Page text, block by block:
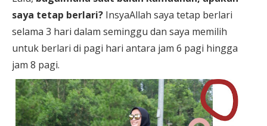
saya tetap berlari? InsyaAllah saya tetap berlari
selama 3 hari dalam seminggu dan saya memilih
untuk berlari di pagi hari antara jam 6 pagi hingga
jam 8 pagi.